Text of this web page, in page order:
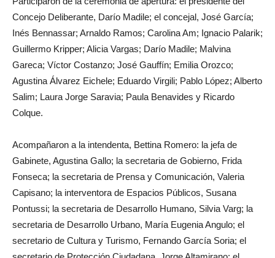
Concejo Deliberante, Darío Madile; el concejal, José García;
Inés Bennassar; Arnaldo Ramos; Carolina Am; Ignacio Palarik;
Guillermo Kripper; Alicia Vargas; Darío Madile; Malvina
Gareca; Víctor Costanzo; José Gauffín; Emilia Orozco;
Agustina Álvarez Eichele; Eduardo Virgili; Pablo López; Alberto
Salim; Laura Jorge Saravia; Paula Benavides y Ricardo
Colque.
Acompañaron a la intendenta, Bettina Romero: la jefa de
Gabinete, Agustina Gallo; la secretaria de Gobierno, Frida
Fonseca; la secretaria de Prensa y Comunicación, Valeria
Capisano; la interventora de Espacios Públicos, Susana
Pontussi; la secretaria de Desarrollo Humano, Silvia Varg; la
secretaria de Desarrollo Urbano, María Eugenia Angulo; el
secretario de Cultura y Turismo, Fernando García Soria; el